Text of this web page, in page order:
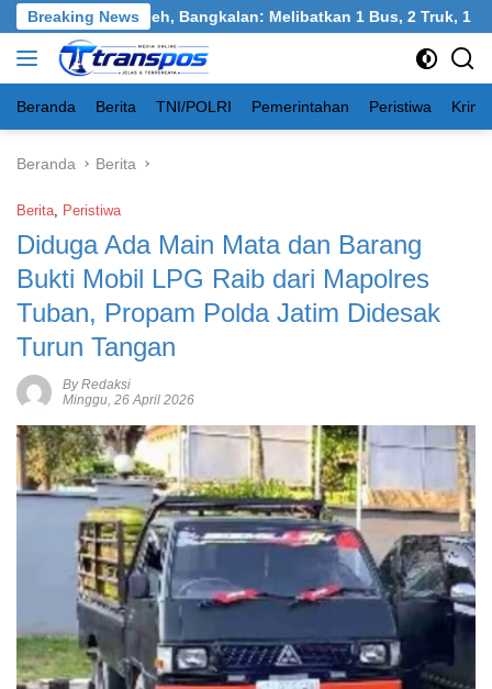
Langsung
ke
konten
Breaking News
Burneh, Bangkalan: Melibatkan 1 Bus, 2 Truk, 1 Mobil,
Beranda Berita TNI/POLRI Pemerintahan Peristiwa
Beranda Berita
Berita, Peristiwa
Diduga Ada Main Mata dan Barang
Bukti Mobil LPG Raib dari Mapolres
Tuban, Propam Polda Jatim Didesak
Turun Tangan
By Redaksi
Minggu, 26 April 2026